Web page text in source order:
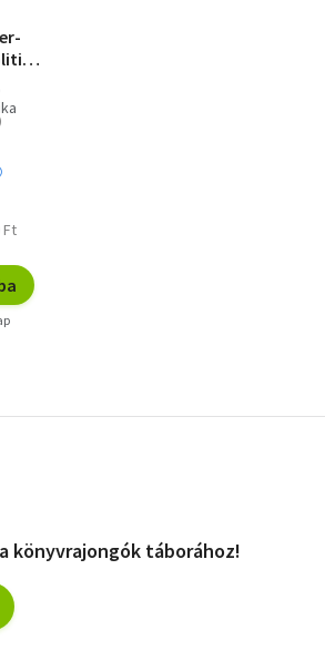
Ft
könyvrajongók táborához!